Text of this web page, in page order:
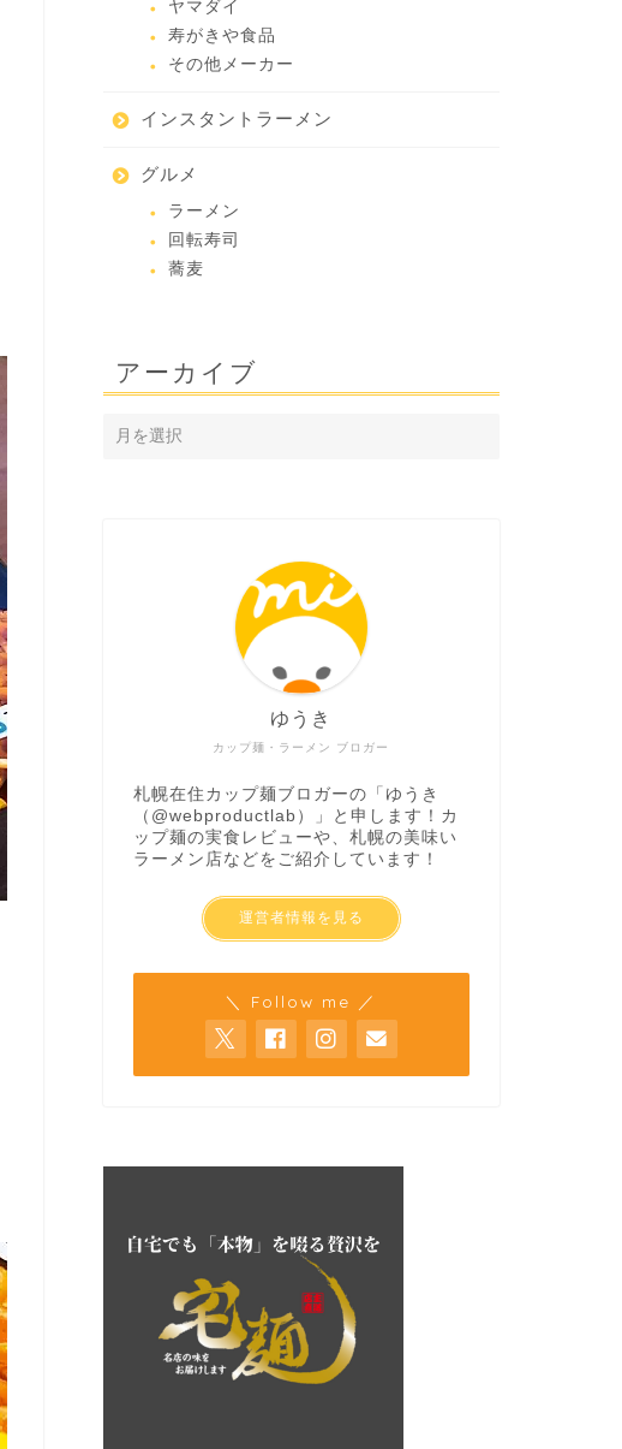
ヤマダイ
寿がきや食品
その他メーカー
インスタントラーメン
グルメ
ラーメン
回転寿司
蕎麦
アーカイブ
カップ麺・ラーメン ブロガー
ゆうき
札幌在住カップ麺ブロガーの「ゆうき
（ @webproductlab ）」と申します！カ
ップ麺の実食レビューや、札幌の美味い
ラーメン店などをご紹介しています！
運営者情報を見る
＼ Follow me ／